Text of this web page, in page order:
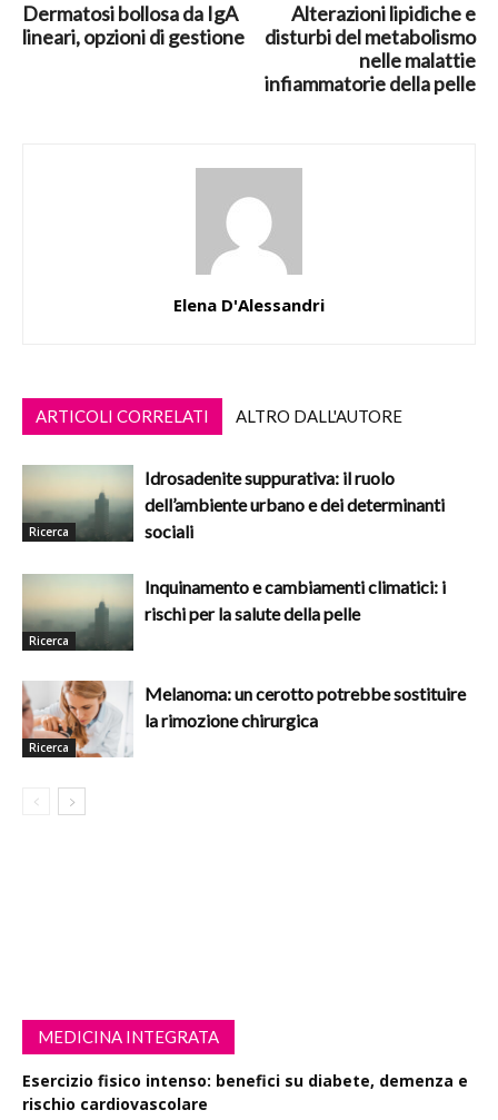
Dermatosi bollosa da IgA
lineari, opzioni di gestione
Alterazioni lipidiche e
disturbi del metabolismo
nelle malattie
infiammatorie della pelle
Elena D'Alessandri
ARTICOLI CORRELATI ALTRO DALL'AUTORE
Ricerca
Idrosadenite suppurativa: il ruolo
dell’ambiente urbano e dei determinanti
sociali
Ricerca
Inquinamento e cambiamenti climatici: i
rischi per la salute della pelle
Ricerca
Melanoma: un cerotto potrebbe sostituire
la rimozione chirurgica
MEDICINA INTEGRATA
Esercizio fisico intenso: benefici su diabete, demenza e
rischio cardiovascolare